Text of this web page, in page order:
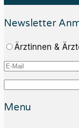
Newsletter
Ärztinnen &
Menu